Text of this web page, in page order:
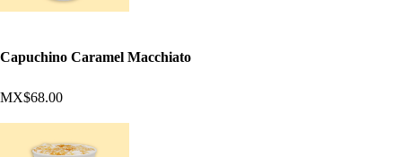
Capuchino Caramel Macchiato
MX$68.00